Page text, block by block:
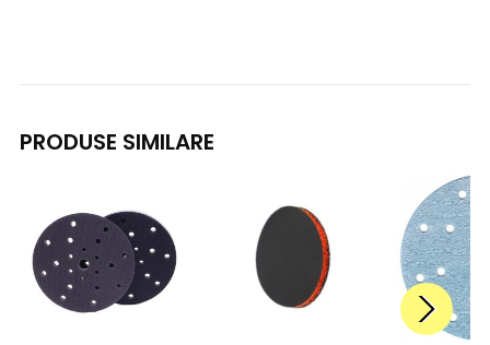
PRODUSE SIMILARE